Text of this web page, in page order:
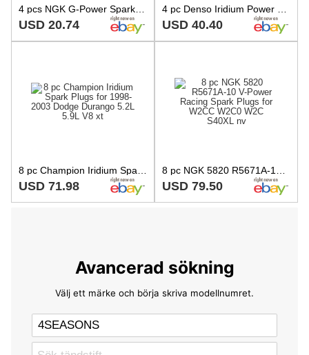
4 pcs NGK G-Power Spark Plugs for 1985 Volvo 745 2.3L L4 - Engine Kit Set go
USD 20.74 USD 40.40
USD 71.98 USD 79.50
Avancerad sökning
Välj ett märke och börja skriva modellnumret.